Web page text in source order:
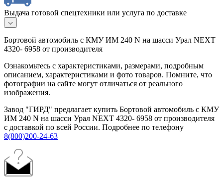
Выдача готовой спецтехники или услуга по доставке
Бортовой автомобиль с КМУ ИМ 240 N на шасси Урал NEXT
4320- 6958 от производителя
Ознакомьтесь с характеристиками, размерами, подробным
описанием, характеристиками и фото товаров. Помните, что
фотографии на сайте могут отличаться от реального
изображения.
Завод "ГИРД" предлагает купить Бортовой автомобиль с КМУ
ИМ 240 N на шасси Урал NEXT 4320- 6958 от производителя
с доставкой по всей России. Подробнее по телефону
8(800)200-24-63